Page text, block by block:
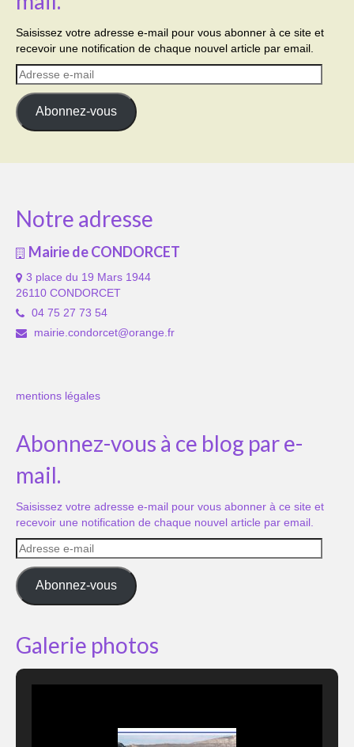
Saisissez votre adresse e-mail pour vous abonner à ce site et
recevoir une notification de chaque nouvel article par email.
Adresse
e-
mail
Abonnez-vous
Notre adresse
Mairie de CONDORCET
3 place du 19 Mars 1944
26110 CONDORCET
04 75 27 73 54
mairie.condorcet@orange.fr
mentions légales
Abonnez-vous à ce blog par e-
mail.
Saisissez votre adresse e-mail pour vous abonner à ce site et
recevoir une notification de chaque nouvel article par email.
Adresse
e-
mail
Abonnez-vous
Galerie photos